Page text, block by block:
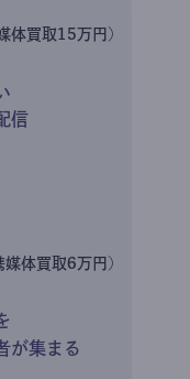
体買取15万円)
信
媒体買取6万円)
が集まる